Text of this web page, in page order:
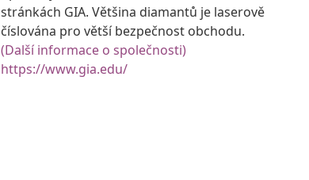
stránkách GIA. Většina diamantů je laserově
číslována pro větší bezpečnost obchodu.
(Další informace o společnosti)
https://www.gia.edu/